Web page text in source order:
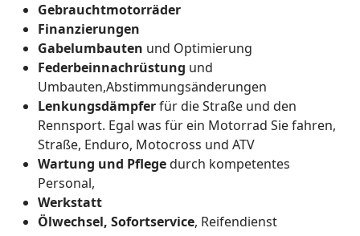
Gebrauchtmotorräder
Finanzierungen
Gabelumbauten und Optimierung
Federbeinnachrüstung und
Umbauten,Abstimmungsänderungen
Lenkungsdämpferfür die Straße und den
Rennsport. Egal was für ein Motorrad Sie fahren,
Straße, Enduro, Motocross und ATV
Wartung und Pflegedurch kompetentes
Personal,
Werkstatt
Ölwechsel, Sofortservice, Reifendienst